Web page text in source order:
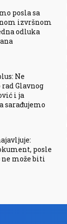
posla sa
izvršnom
odluka
Ne
Glavnog
i ja
sarađujemo
posle
ne može biti